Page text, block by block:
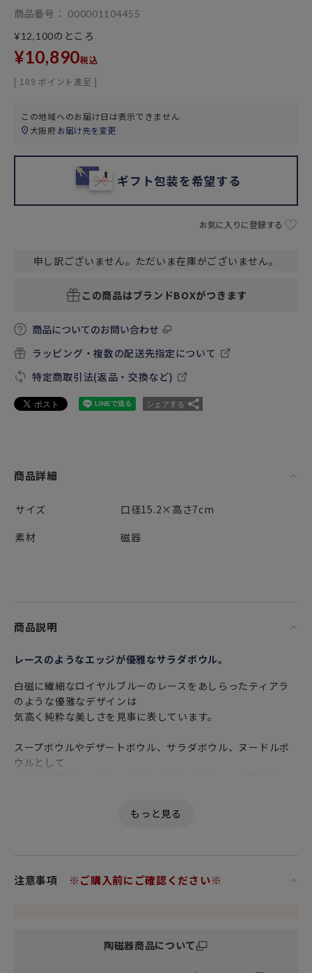
商品番号
000001104455
¥12,100のところ
¥10,890税込
[ 109 ポイント進呈 ]
この地域へのお届け日は表示できません
大阪府お届け先を変更
ギフト包装を希望する
お気に入りに登録する
申し訳ございません。ただいま在庫がございません。
この商品はブランドBOXがつきます
商品についてのお問い合わせ
ラッピング・複数の配送先指定について
特定商取引法(返品・交換など)
シェアする
商品詳細
サイズ
口径15.2×高さ7cm
素材
磁器
商品説明
レースのようなエッジが優雅なサラダボウル。
白磁に繊細なロイヤルブルーのレースをあしらったティアラ
のような優雅なデザインは
気高く純粋な美しさを見事に表しています。
スープボウルやデザートボウル、サラダボウル、ヌードルボ
ウルとして
サービング用でも銘々用でもお使いいただきやすいサイズで
様々な雰囲気をその時の気分に合わせて自由に楽しめます。
お気に入りの食器で優雅なティータイムをぜひお過ごしくだ
注意事項 ※ご購入前にご確認ください※
陶磁器商品について